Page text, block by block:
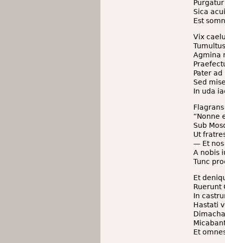
Sica
Est
Vix
Agmina
Pater
Sed
In uda
“Nonne
Sub
Ut
— Et
A nobis
Tunc
Et
Ruerunt
In
Hastati
Et